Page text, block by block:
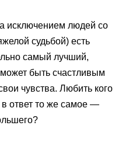
исключением людей со
судьбой) есть
самый лучший,
быть счастливым
чувства. Любить кого
в ответ то же самое —